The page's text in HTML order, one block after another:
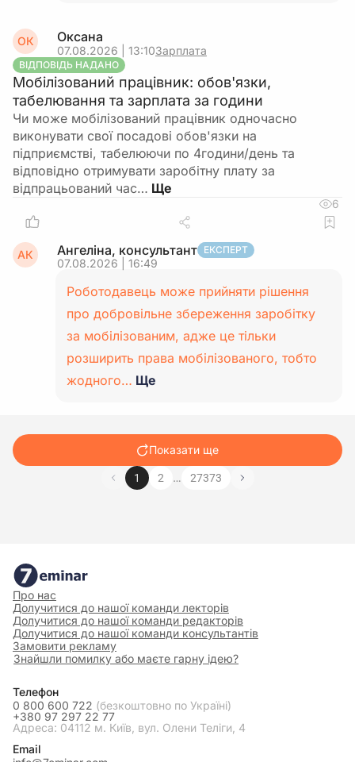
ОК Оксана
07.08.2026 | 13:10Зарплата
ВІДПОВІДЬ НАДАНО
Мобілізований працівник: обов'язки,
табелювання та зарплата за години
Чи може мобілізований працівник одночасно
виконувати свої посадові обов'язки на
підприємстві, табелюючи по 4години/день та
відповідно отримувати заробітну плату за
відпрацьований час…
6
АК Ангеліна, консультант ЕКСПЕРТ
07.08.2026 | 16:49
Роботодавець може прийняти рішення
про добровільне збереження заробітку
за мобілізованим, адже це тільки
розширить права мобілізованого, тобто
жодного… Ще
Показати ще
1 2 … 27373
Про нас
Долучитися до нашої команди лекторів
Долучитися до нашої команди редакторів
Долучитися до нашої команди консультантів
Замовити рекламу
Знайшли помилку або маєте гарну ідею?
Телефон
0 800 600 722 (безкоштовно по Україні)
+380 97 297 22 77
Адреса: 04112 м. Київ, вул. Олени Теліги, 4
Email